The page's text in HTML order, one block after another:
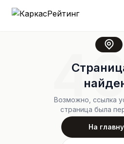
Возможно, ссылка
страница была
На